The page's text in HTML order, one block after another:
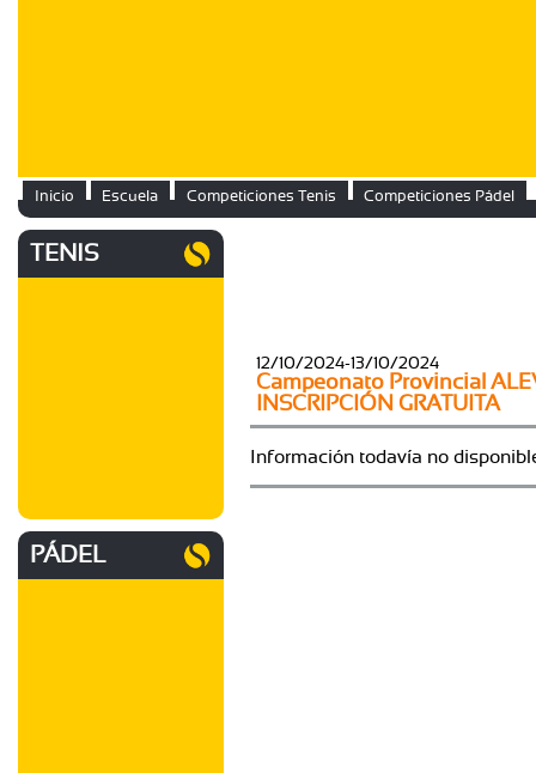
Inicio Escuela Competiciones Tenis Competiciones Pádel
TENIS
PÁDEL
12/10/2024-13/10/2024
Campeonato Provincial
INSCRIPCIÓN GRATUITA
Información todavía no